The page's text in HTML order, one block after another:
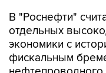
В "Роснефти"
отдельных
экономики с
фискальным